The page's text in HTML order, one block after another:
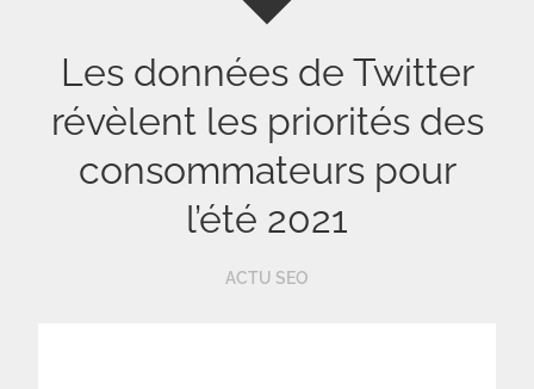
Les données de Twitter
révèlent les priorités des
consommateurs pour
l’été 2021
ACTU SEO